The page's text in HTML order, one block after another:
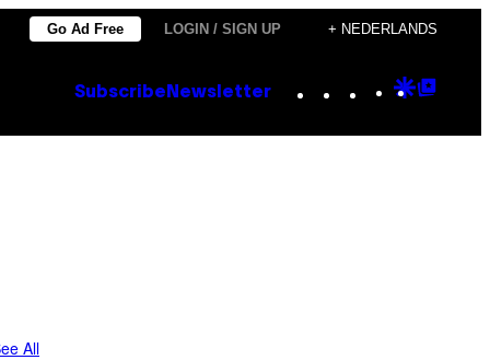
Go Ad Free LOGIN / SIGN UP + NEDERLANDS
Subscribe Newsletter Instagram
TikTok
YouTube
Google
All